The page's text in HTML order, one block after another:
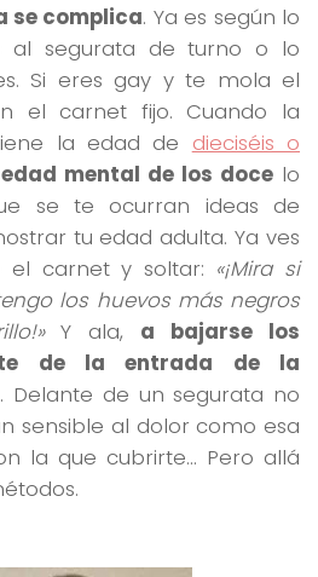
se complica. Ya es según lo
al segurata de turno o lo
Si eres gay y te mola el
el carnet fijo. Cuando la
la edad de dieciséis o
mental de los doce lo
se te ocurran ideas de
tu edad adulta. Ya ves
el carnet y soltar: «¡Mira si
los huevos más negros
Y ala, a bajarse los
de la entrada de la
Delante de un segurata no
sensible al dolor como esa
la que cubrirte… Pero allá